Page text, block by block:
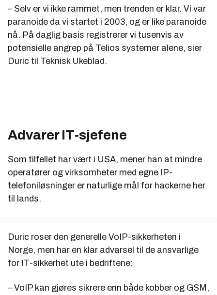
– Selv er vi ikke rammet, men trenden er klar. Vi var
paranoide da vi startet i 2003, og er like paranoide
nå. På daglig basis registrerer vi tusenvis av
potensielle angrep på Telios systemer alene, sier
Duric til Teknisk Ukeblad.
Advarer IT-sjefene
Som tilfellet har vært i USA, mener han at mindre
operatører og virksomheter med egne IP-
telefoniløsninger er naturlige mål for hackerne her
til lands.
Duric roser den generelle VoIP-sikkerheten i
Norge, men har en klar advarsel til de ansvarlige
for IT-sikkerhet ute i bedriftene:
– VoIP kan gjøres sikrere enn både kobber og GSM,